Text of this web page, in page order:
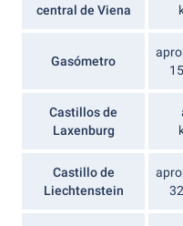
central de Viena
Gasómetro
Castillos de
Laxenburg
Castillo de
Liechtenstein